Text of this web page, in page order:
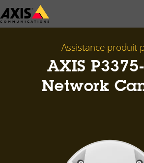
Passer
au
Assistance produit
AXIS
Network